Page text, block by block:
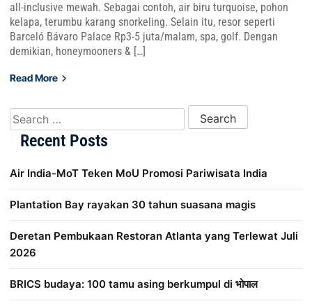
all-inclusive mewah. Sebagai contoh, air biru turquoise, pohon
kelapa, terumbu karang snorkeling. Selain itu, resor seperti
Barceló Bávaro Palace Rp3-5 juta/malam, spa, golf. Dengan
demikian, honeymooners & […]
Read More
Search for:
Recent Posts
Air India-MoT Teken MoU Promosi Pariwisata India
Plantation Bay rayakan 30 tahun suasana magis
Deretan Pembukaan Restoran Atlanta yang Terlewat Juli
2026
BRICS budaya: 100 tamu asing berkumpul di भोपाल